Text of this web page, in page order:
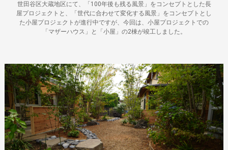
世田谷区大蔵地区にて、「100年後も残る風景」をコンセプトとした長
屋プロジェクトと、「世代に合わせて変化する風景」をコンセプトとし
た小屋プロジェクトが進行中ですが、今回は、小屋プロジェクトでの
「マザーハウス」と「小屋」の2棟が竣工しました。